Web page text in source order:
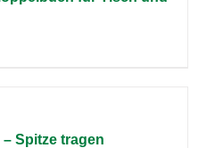
Spitze tragen